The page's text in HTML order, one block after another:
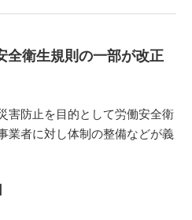
全衛生規則の一部が改正
害防止を目的として労働安全衛
業者に対し体制の整備などが義